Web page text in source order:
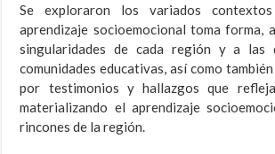
Se exploraron los variados
aprendizaje socioemocional toma forma,
singularidades de cada región y a las
comunidades educativas, así como
por testimonios y hallazgos que
materializando el aprendizaje
rincones de la región.